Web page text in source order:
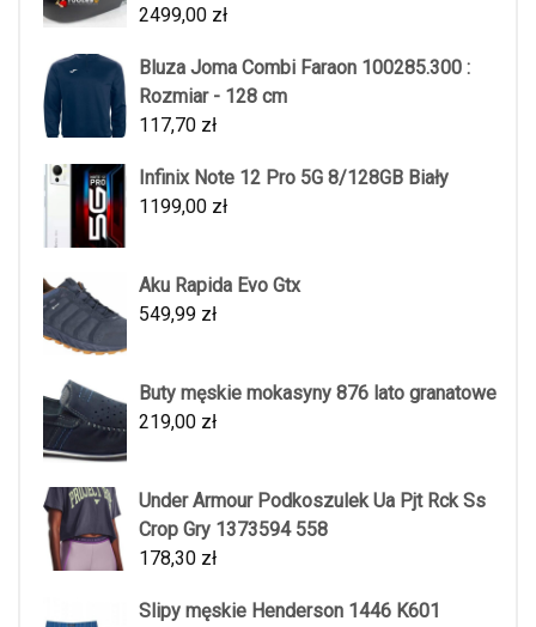
2499,00 zł
Bluza Joma Combi Faraon 100285.300 :
Rozmiar - 128 cm
117,70 zł
Infinix Note 12 Pro 5G 8/128GB Biały
1199,00 zł
Aku Rapida Evo Gtx
549,99 zł
Buty męskie mokasyny 876 lato granatowe
219,00 zł
Under Armour Podkoszulek Ua Pjt Rck Ss
Crop Gry 1373594 558
178,30 zł
Slipy męskie Henderson 1446 K601